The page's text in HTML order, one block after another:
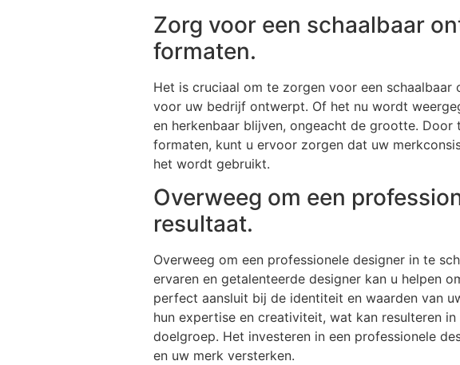
Zorg voor een schaalbaar
formaten.
Het is cruciaal om te zorgen voor een
voor uw bedrijf ontwerpt. Of het nu wordt
en herkenbaar blijven, ongeacht de grootte.
formaten, kunt u ervoor zorgen dat uw
het wordt gebruikt.
Overweeg om een
resultaat.
Overweeg om een professionele designer in te
ervaren en getalenteerde designer kan u helpen
perfect aansluit bij de identiteit en waarden van
hun expertise en creativiteit, wat kan resulteren
doelgroep. Het investeren in een professionele
en uw merk versterken.